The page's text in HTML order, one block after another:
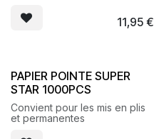
11,95€
PAPIER POINTE SUPER
STAR 1000PCS
Convient pour les mis en plis
et permanentes